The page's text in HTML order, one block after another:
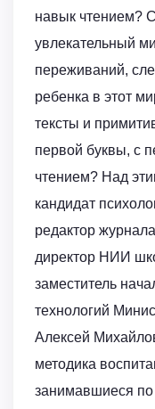
навык чтением?
увлекательный
переживаний,
ребенка в этот
тексты и
первой буквы, с
чтением? Над
кандидат
редактор
директор НИИ
заместитель
технологий
Алексей
методика
занимавшиеся